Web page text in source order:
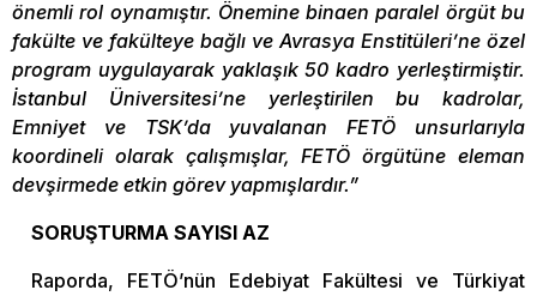
önemli rol oynamıştır. Önemine binaen paralel örgüt bu
fakülte ve fakülteye bağlı ve Avrasya Enstitüleri’ne özel
program uygulayarak yaklaşık 50 kadro yerleştirmiştir.
İstanbul Üniversitesi’ne yerleştirilen bu kadrolar,
Emniyet ve TSK’da yuvalanan FETÖ unsurlarıyla
koordineli olarak çalışmışlar, FETÖ örgütüne eleman
devşirmede etkin görev yapmışlardır.”
SORUŞTURMA SAYISI AZ
Raporda, FETÖ’nün Edebiyat Fakültesi ve Türkiyat